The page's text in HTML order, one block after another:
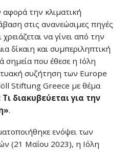
την κλιματική
στις ανανεώσιμες πηγές
να γίνει από την
δίκαιη και συμπεριληπτική
σημεία που έθεσε η Ιόλη
συζήτηση των Europe
Stiftung Greece με θέμα
διακυβεύεται για την
.
ενόψει των
(21 Μαΐου 2023), η Ιόλη